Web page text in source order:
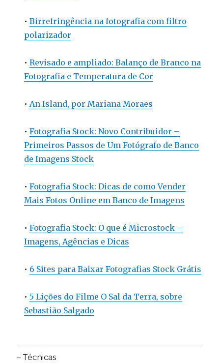
•Birrefringência na fotografia com filtro
polarizador
•Revisado e ampliado: Balanço de Branco na
Fotografia e Temperatura de Cor
•An Island, por Mariana Moraes
•Fotografia Stock: Novo Contribuidor –
Primeiros Passos de Um Fotógrafo de Banco
de Imagens Stock
•Fotografia Stock: Dicas de como Vender
Mais Fotos Online em Banco de Imagens
•Fotografia Stock: O que é Microstock –
Imagens, Agências e Dicas
• 6 Sites para Baixar Fotografias Stock Grátis
•5 Lições do Filme O Sal da Terra, sobre
Sebastião Salgado
– Técnicas